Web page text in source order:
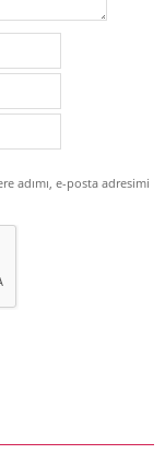
adımı, e-posta adresimi